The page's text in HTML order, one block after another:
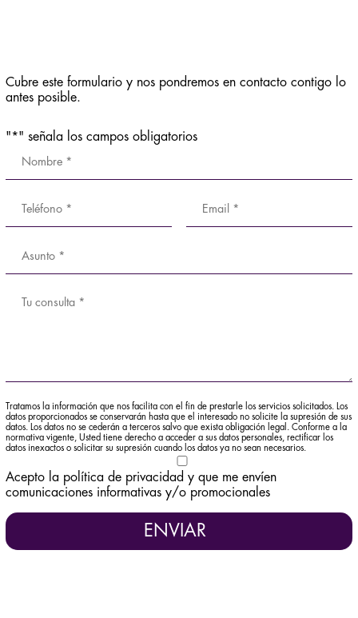
Cubre este formulario y nos pondremos en contacto contigo lo
antes posible.
"*" señala los campos obligatorios
Tratamos la información que nos facilita con el fin de prestarle los servicios solicitados. Los
datos proporcionados se conservarán hasta que el interesado no solicite la supresión de sus
datos. Los datos no se cederán a terceros salvo que exista obligación legal. Conforme a la
normativa vigente, Usted tiene derecho a acceder a sus datos personales, rectificar los
datos inexactos o solicitar su supresión cuando los datos ya no sean necesarios.
Acepto la política de privacidad y que me envíen
comunicaciones informativas y/o promocionales